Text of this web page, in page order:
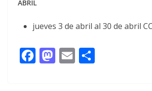
ABRIL
jueves 3 de abril al 30 de abril
F M E